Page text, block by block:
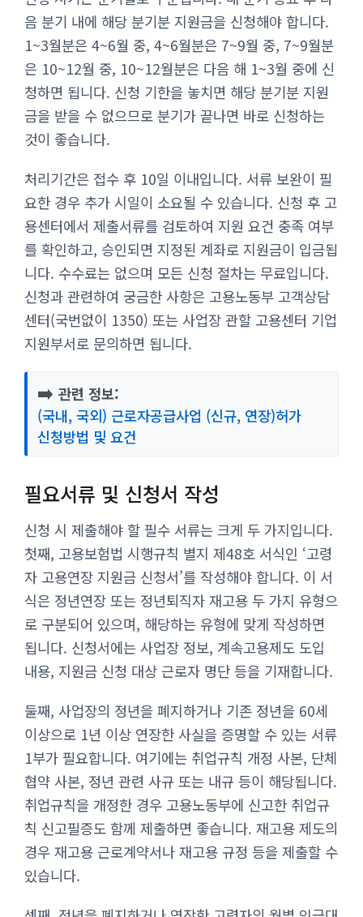
음 분기 내에 해당 분기분 지원금을 신청해야 합니다.
1~3월분은 4~6월 중, 4~6월분은 7~9월 중, 7~9월분
은 10~12월 중, 10~12월분은 다음 해 1~3월 중에 신
청하면 됩니다. 신청 기한을 놓치면 해당 분기분 지원
금을 받을 수 없으므로 분기가 끝나면 바로 신청하는
것이 좋습니다.
처리기간은 접수 후 10일 이내입니다. 서류 보완이 필
요한 경우 추가 시일이 소요될 수 있습니다. 신청 후 고
용센터에서 제출서류를 검토하여 지원 요건 충족 여부
를 확인하고, 승인되면 지정된 계좌로 지원금이 입금됩
니다. 수수료는 없으며 모든 신청 절차는 무료입니다.
신청과 관련하여 궁금한 사항은 고용노동부 고객상담
센터(국번없이 1350) 또는 사업장 관할 고용센터 기업
지원부서로 문의하면 됩니다.
➡️ 관련 정보:
(국내, 국외) 근로자공급사업 (신규, 연장)허가
신청방법 및 요건
필요서류 및 신청서 작성
신청 시 제출해야 할 필수 서류는 크게 두 가지입니다.
첫째, 고용보험법 시행규칙 별지 제48호 서식인 ‘고령
자 고용연장 지원금 신청서’를 작성해야 합니다. 이 서
식은 정년연장 또는 정년퇴직자 재고용 두 가지 유형으
로 구분되어 있으며, 해당하는 유형에 맞게 작성하면
됩니다. 신청서에는 사업장 정보, 계속고용제도 도입
내용, 지원금 신청 대상 근로자 명단 등을 기재합니다.
둘째, 사업장의 정년을 폐지하거나 기존 정년을 60세
이상으로 1년 이상 연장한 사실을 증명할 수 있는 서류
1부가 필요합니다. 여기에는 취업규칙 개정 사본, 단체
협약 사본, 정년 관련 사규 또는 내규 등이 해당됩니다.
취업규칙을 개정한 경우 고용노동부에 신고한 취업규
칙 신고필증도 함께 제출하면 좋습니다. 재고용 제도의
경우 재고용 근로계약서나 재고용 규정 등을 제출할 수
있습니다.